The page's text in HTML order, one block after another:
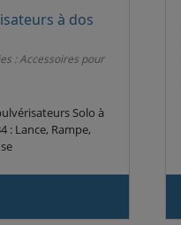
à dos
:Accessoires pour
Solo à
: Lance, Rampe,